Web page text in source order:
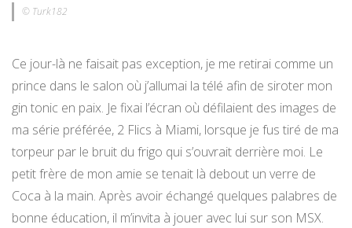
© Turk182
Ce jour-là ne faisait pas exception, je me retirai comme un
prince dans le salon où j’allumai la télé afin de siroter mon
gin tonic en paix. Je fixai l’écran où défilaient des images de
ma série préférée, 2 Flics à Miami, lorsque je fus tiré de ma
torpeur par le bruit du frigo qui s’ouvrait derrière moi. Le
petit frère de mon amie se tenait là debout un verre de
Coca à la main. Après avoir échangé quelques palabres de
bonne éducation, il m’invita à jouer avec lui sur son MSX.